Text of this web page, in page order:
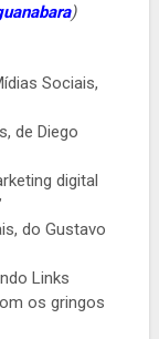
)
Sociais,
de Diego
digital
do Gustavo
Links
os gringos